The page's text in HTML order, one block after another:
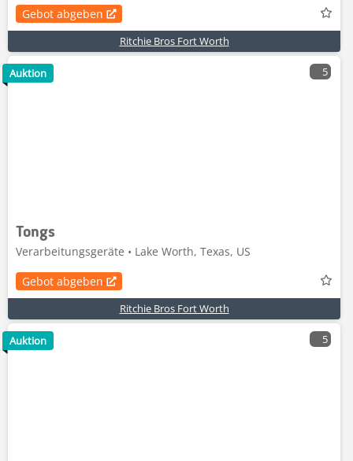
Gebot abgeben
Ritchie Bros Fort Worth
5
Tongs
Verarbeitungsgeräte • Lake Worth, Texas, US
Gebot abgeben
Ritchie Bros Fort Worth
Auktion
5
Auktion